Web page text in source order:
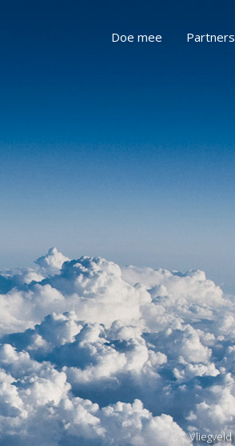
Doe mee Partners
Vliegveld